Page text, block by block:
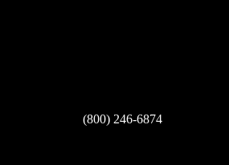
(800) 246-6874